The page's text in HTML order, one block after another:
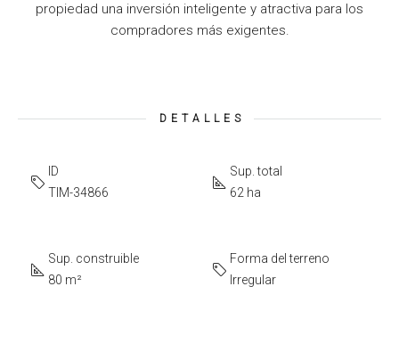
propiedad una inversión inteligente y atractiva para los
compradores más exigentes.
DETALLES
ID
TIM-34866
Sup. total
62 ha
Sup. construible
80 m²
Forma del terreno
Irregular